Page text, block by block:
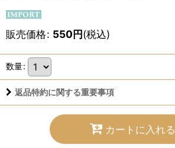
販売価格: 550円(税込)
数量:
返品特約に関する重要事項
カートに入れる